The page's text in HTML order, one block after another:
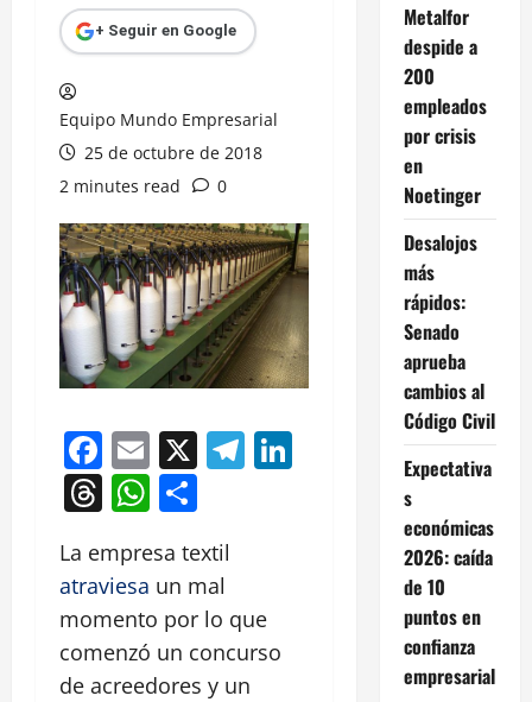
+ Seguir en Google
Equipo Mundo Empresarial
25 de octubre de 2018
2 minutes read
0
Facebook
Email
X Telegram
LinkedIn
Threads
WhatsApp
La empresa textil
atraviesa un mal
momento por lo que
comenzó un concurso
de acreedores y un
Metalfor
despide a
200
empleados
por crisis
en
Noetinger
Desalojos
más
rápidos:
Senado
aprueba
cambios al
Código Civil
Expectativa
s
económicas
2026: caída
de 10
puntos en
confianza
empresarial